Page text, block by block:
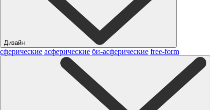
Дизайн
сферические асферические би-асферические free-form